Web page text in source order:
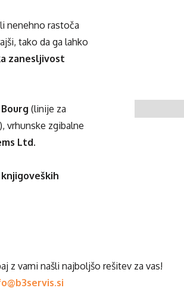
nenehno rastoča
tako da ga lahko
zanesljivost
Bourg (linije za
vrhunske zgibalne
Ltd.
z vami našli najboljšo rešitev za vas!